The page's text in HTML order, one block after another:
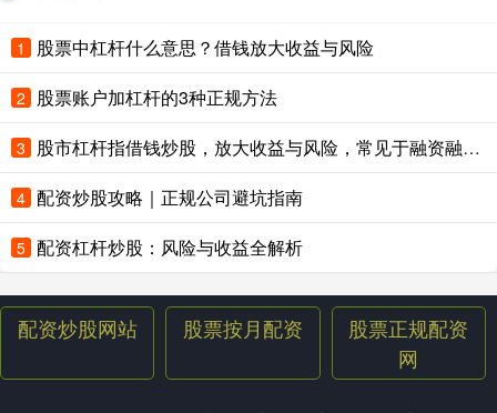
1 股票中杠杆什么意思？借钱放大收益与风险
2 股票账户加杠杆的3种正规方法
3 股市杠杆指借钱炒股，放大收益与风险，常见于融资融券或配资交易。
4 配资炒股攻略｜正规公司避坑指南
5 配资杠杆炒股：风险与收益全解析
配资炒股网站 股票按月配资
股票正规配资
网